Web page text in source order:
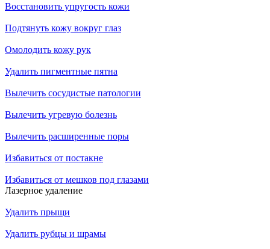
Восстановить упругость кожи
Подтянуть кожу вокруг глаз
Омолодить кожу рук
Удалить пигментные пятна
Вылечить сосудистые патологии
Вылечить угревую болезнь
Вылечить расширенные поры
Избавиться от постакне
Избавиться от мешков под глазами
Лазерное удаление
Удалить прыщи
Удалить рубцы и шрамы